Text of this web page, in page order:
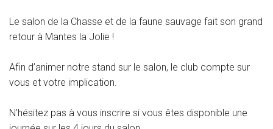
Le salon de la Chasse et de la faune sauvage fait son grand
retour à Mantes la Jolie !
Afin d’animer notre stand sur le salon, le club compte sur
vous et votre implication.
N’hésitez pas à vous inscrire si vous êtes disponible une